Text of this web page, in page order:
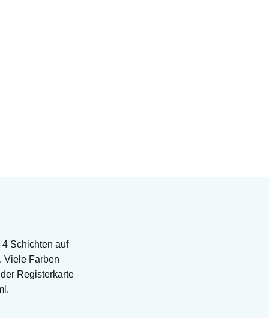
Schichten auf
Viele Farben
Registerkarte